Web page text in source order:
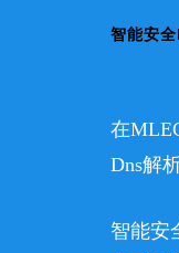
智能安
在
Dns解
智能安